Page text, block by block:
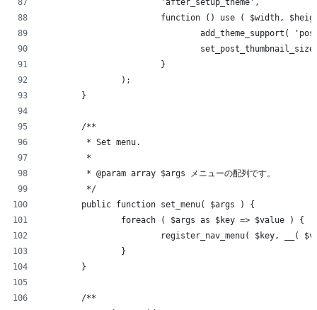
			'after_setup_theme',
function () use ( $width,
add_theme_support(
			}
		);
	}
	/**
	 * Set menu.
	 *
	 * @param array $args メニューの配列です。
	 */
	public function set_menu( $args ) {
		foreach ( $args as $key => $value ) {
register_nav_menu( $key, __(
		}
	}
	/**